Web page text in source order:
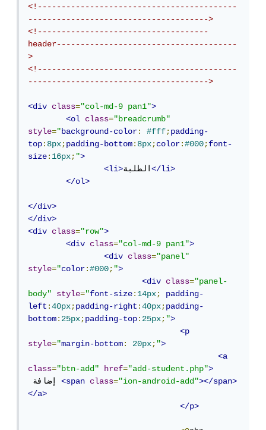
<!------------------------------------------
-------------------------------------->
<!------------------------------------
header--------------------------------------
>
<!------------------------------------------
-------------------------------------->
<div class="col-md-9 pan1">
<ol
class="breadcrumb"
style="background-color: #fff;padding-
top:8px;padding-bottom:8px;color:#000;font-
size:16px;">
<li>الطلبة</li>
</ol>
</div>
</div>
<div
class="row">
<div
class="col-md-9 pan1">
<div
class="panel"
style="color:#000;">
<div
class="panel-
body"
style="font-size:14px;
padding-
left:40px;padding-right:40px;padding-
bottom:25px;padding-top:25px;">
<p
style="margin-bottom: 20px;">
<a
class="btn-add" href="add-student.php">
إضافة <span class="ion-android-add"></span>
</a>
</p>